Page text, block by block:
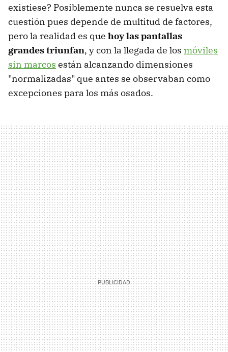
existiese? Posiblemente nunca se resuelva esta
cuestión pues depende de multitud de factores,
pero la realidad es que hoy las pantallas
grandes triunfan, y con la llegada de los móviles
sin marcos están alcanzando dimensiones
"normalizadas" que antes se observaban como
excepciones para los más osados.